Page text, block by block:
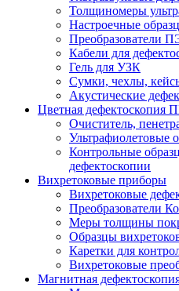
Толщиномеры
Настроечные
Преобразователи
Кабели для
Гель для УЗК
Сумки, чехлы,
Акустические
Цветная дефектоскопия
Очиститель,
Ультрафиолетовые
Контрольные
дефектоскопии
Вихретоковые приборы
Вихретоковые
Преобразователи
Меры толщины
Образцы
Каретки для
Вихретоковые
Магнитная